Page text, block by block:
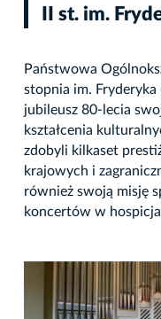
II st. im.
Państwowa
stopnia im.
jubileusz 80-lecia
kształcenia
zdobyli kilkaset
krajowych i
również swoją misję
koncertów w